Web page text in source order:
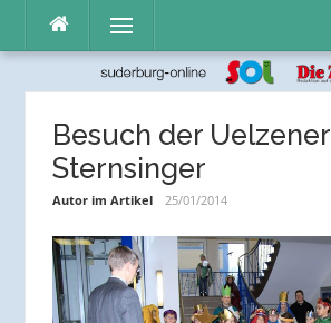
Inhalt
Menü
Besuch der Uelzener
Sternsinger
Autor im Artikel 25/01/2014